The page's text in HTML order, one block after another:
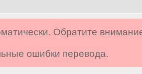
Обратите
ошибки перевода.